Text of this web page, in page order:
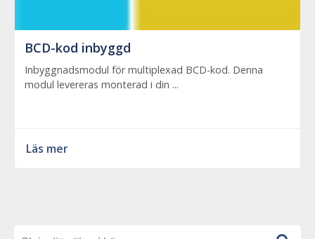
BCD-kod inbyggd
Inbyggnadsmodul för multiplexad BCD-kod. Denna
modul levereras monterad i din ...
Läs mer